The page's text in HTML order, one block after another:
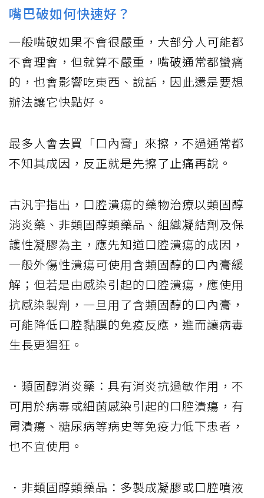
嘴巴破如何快速好？
一般嘴破如果不會很嚴重，大部分人可能都
不會理會，但就算不嚴重，嘴破通常都蠻痛
的，也會影響吃東西、說話，因此還是要想
辦法讓它快點好。
最多人會去買「口內膏」來擦，不過通常都
不知其成因，反正就是先擦了止痛再說。
古汎宇指出，口腔潰瘍的藥物治療以類固醇
消炎藥、非類固醇類藥品、組織凝結劑及保
護性凝膠為主，應先知道口腔潰瘍的成因，
一般外傷性潰瘍可使用含類固醇的口內膏緩
解；但若是由感染引起的口腔潰瘍，應使用
抗感染製劑，一旦用了含類固醇的口內膏，
可能降低口腔黏膜的免疫反應，進而讓病毒
生長更猖狂。
．類固醇消炎藥：具有消炎抗過敏作用，不
可用於病毒或細菌感染引起的口腔潰瘍，有
胃潰瘍、糖尿病等病史等免疫力低下患者，
也不宜使用。
．非類固醇類藥品：多製成凝膠或口腔噴液